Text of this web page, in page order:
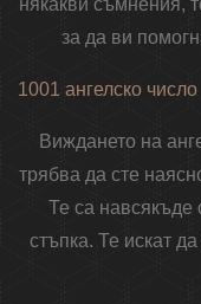
някакви съмнения,
за да ви
1001 ангелско число
Виждането на
трябва да сте
Те са навсякъде
стъпка. Те искат